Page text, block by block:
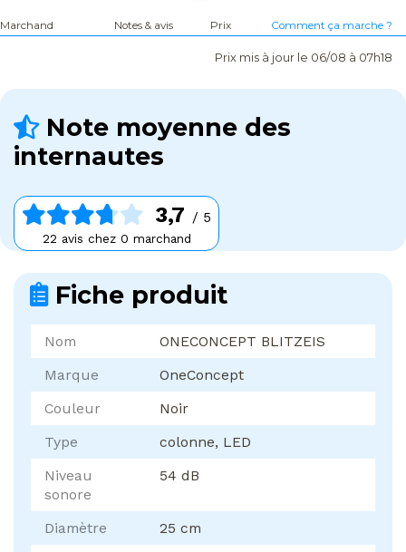
Marchand Notes & avis Prix Comment ça marche ?
Prix mis à jour le 06/08 à 07h18
Note moyenne des
internautes
3,7 / 5
22 avis chez 0 marchand
Fiche produit
Nom
ONECONCEPT BLITZEIS
Marque
OneConcept
Couleur
Noir
Type
colonne, LED
Niveau
sonore
54 dB
Diamètre
25 cm